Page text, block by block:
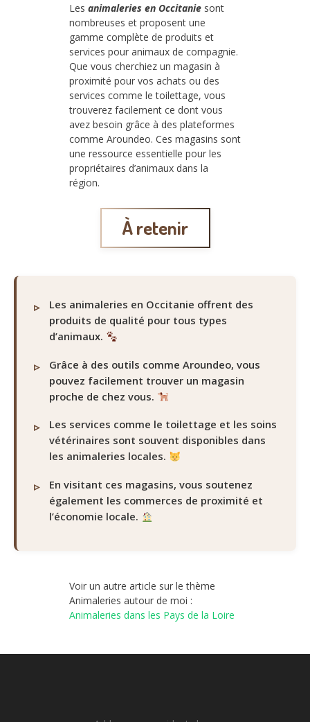
Les animaleries en Occitanie sont
nombreuses et proposent une
gamme complète de produits et
services pour animaux de compagnie.
Que vous cherchiez un magasin à
proximité pour vos achats ou des
services comme le toilettage, vous
trouverez facilement ce dont vous
avez besoin grâce à des plateformes
comme Aroundeo. Ces magasins sont
une ressource essentielle pour les
propriétaires d’animaux dans la
région.
À retenir
Les animaleries en Occitanie offrent des
produits de qualité pour tous types
d’animaux.
Grâce à des outils comme Aroundeo, vous
pouvez facilement trouver un magasin
proche de chez vous.
Les services comme le toilettage et les soins
vétérinaires sont souvent disponibles dans
les animaleries locales.
En visitant ces magasins, vous soutenez
également les commerces de proximité et
l’économie locale.
Voir un autre article sur le thème
Animaleries autour de moi :
Animaleries dans les Pays de la Loire